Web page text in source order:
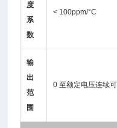
度
系
数
< 100ppm/°C
输
出
范
围
0 至额定电压连续